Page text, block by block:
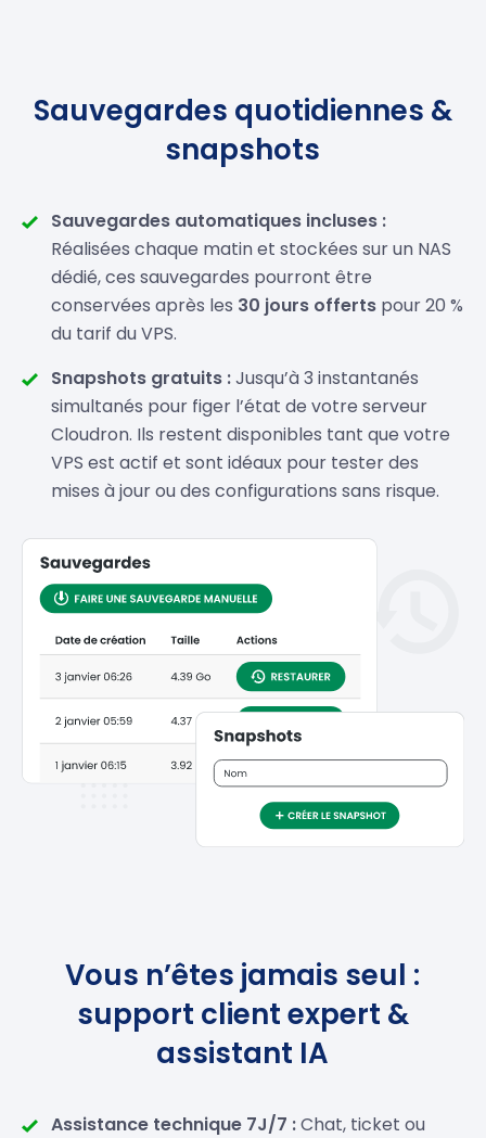
Sauvegardes quotidiennes &
snapshots
Sauvegardes automatiques incluses :
Réalisées chaque matin et stockées sur un NAS
dédié, ces sauvegardes pourront être
conservées après les 30 jours offerts pour 20 %
du tarif du VPS.
Snapshots gratuits :Jusqu’à 3 instantanés
simultanés pour figer l’état de votre serveur
Cloudron. Ils restent disponibles tant que votre
VPS est actif et sont idéaux pour tester des
mises à jour ou des configurations sans risque.
Vous n’êtes jamais seul :
support client expert &
assistant IA
Assistance technique 7J/7 :Chat, ticket ou